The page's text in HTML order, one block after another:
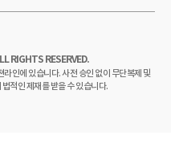
RIGHTS RESERVED.
인에 있습니다. 사전 승인 없이 무단복제 및
적인 제재를 받을 수 있습니다.